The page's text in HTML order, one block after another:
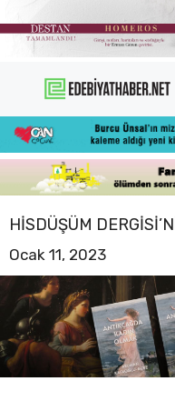
atla
HISDÜŞÜM
Ocak 11, 2023